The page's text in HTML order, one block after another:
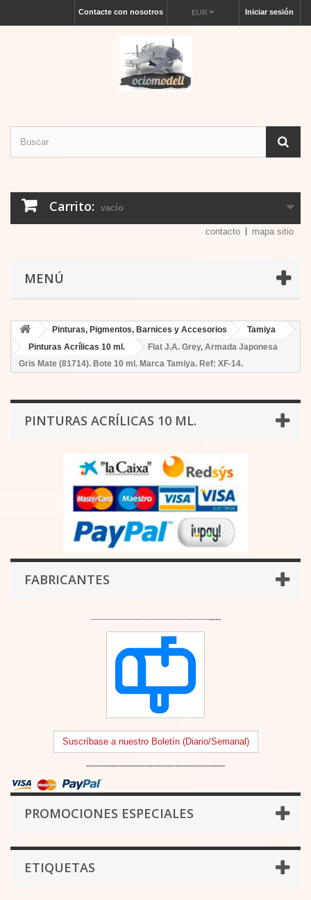
Iniciar sesión
EUR
Contacte con nosotros
Carrito: vacío
contacto mapa sitio
MENÚ
Pinturas, Pigmentos, Barnices y Accesorios
Tamiya
Pinturas Acrílicas 10 ml.
Flat J.A. Grey, Armada Japonesa
Gris Mate (81714). Bote 10 ml. Marca Tamiya. Ref: XF-14.
PINTURAS ACRÍLICAS 10 ML.
FABRICANTES
-----------------------------------------------
Suscríbase a nuestro Boletín (Diario/Semanal)
--------------------------------------------------
PROMOCIONES ESPECIALES
ETIQUETAS